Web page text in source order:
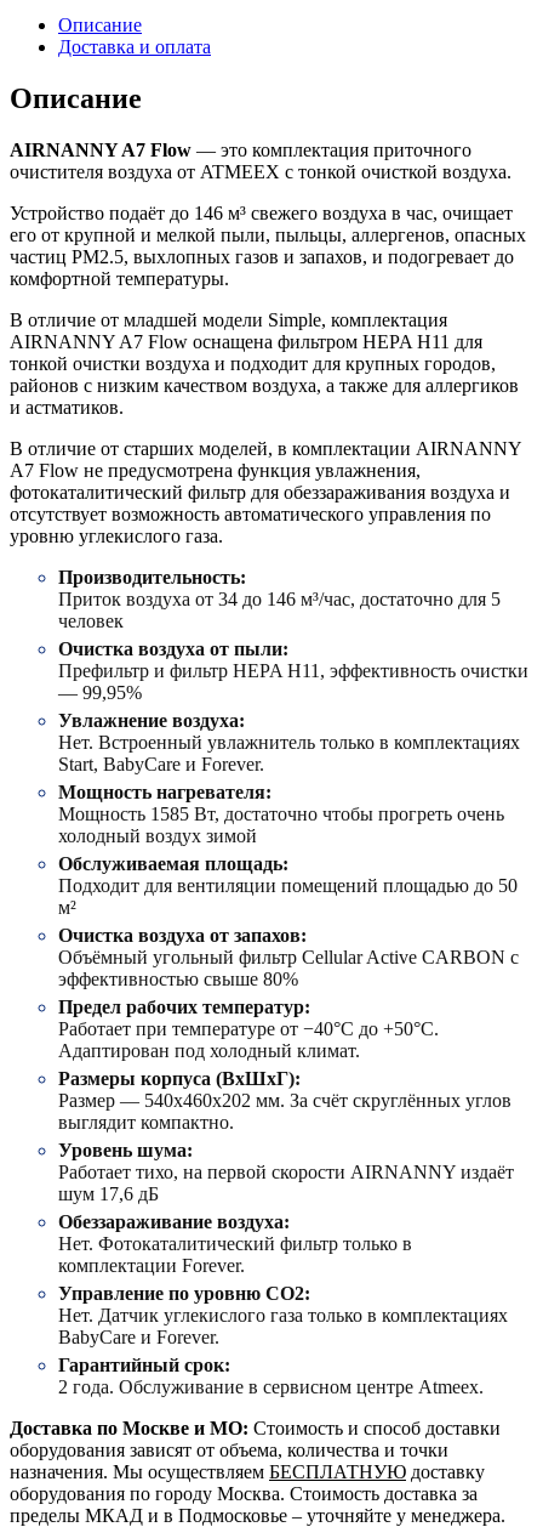
Описание
Доставка и оплата
Описание
AIRNANNY A7 Flow — это комплектация приточного
очистителя воздуха от ATMEEX с тонкой очисткой воздуха.
Устройство подаёт до 146 м³ свежего воздуха в час, очищает
его от крупной и мелкой пыли, пыльцы, аллергенов, опасных
частиц PM2.5, выхлопных газов и запахов, и подогревает до
комфортной температуры.
В отличие от младшей модели Simple, комплектация
AIRNANNY A7 Flow оснащена фильтром HEPA H11 для
тонкой очистки воздуха и подходит для крупных городов,
районов с низким качеством воздуха, а также для аллергиков
и астматиков.
В отличие от старших моделей, в комплектации AIRNANNY
A7 Flow не предусмотрена функция увлажнения,
фотокаталитический фильтр для обеззараживания воздуха и
отсутствует возможность автоматического управления по
уровню углекислого газа.
Производительность:
Приток воздуха от 34 до 146 м³/час, достаточно для 5
человек
Очистка воздуха от пыли:
Префильтр и фильтр HEPA H11, эффективность очистки
— 99,95%
Увлажнение воздуха:
Нет. Встроенный увлажнитель только в комплектациях
Start, BabyCare и Forever.
Мощность нагревателя:
Мощность 1585 Вт, достаточно чтобы прогреть очень
холодный воздух зимой
Обслуживаемая площадь:
Подходит для вентиляции помещений площадью до 50
м²
Очистка воздуха от запахов:
Объёмный угольный фильтр Cellular Active CARBON с
эффективностью свыше 80%
Предел рабочих температур:
Работает при температуре от −40°C до +50°C.
Адаптирован под холодный климат.
Размеры корпуса (ВxШxГ):
Размер — 540х460х202 мм. За счёт скруглённых углов
выглядит компактно.
Уровень шума:
Работает тихо, на первой скорости AIRNANNY издаёт
шум 17,6 дБ
Обеззараживание воздуха:
Нет. Фотокаталитический фильтр только в
комплектации Forever.
Управление по уровню СО2:
Нет. Датчик углекислого газа только в комплектациях
BabyCare и Forever.
Гарантийный срок:
2 года. Обслуживание в сервисном центре Atmeex.
Доставка по Москве и МО: Стоимость и способ доставки
оборудования зависят от объема, количества и точки
назначения. Мы осуществляем БЕСПЛАТНУЮ доставку
оборудования по городу Москва. Стоимость доставка за
пределы МКАД и в Подмосковье – уточняйте у менеджера.